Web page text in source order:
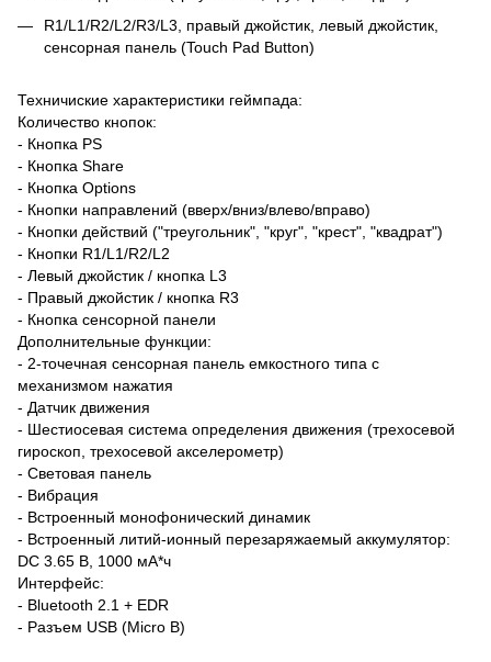
R1/L1/R2/L2/R3/L3, правый джойстик, левый джойстик,
сенсорная панель (Touch Pad Button)
Техничиские характеристики геймпада:
Количество кнопок:
- Кнопка PS
- Кнопка Share
- Кнопка Options
- Кнопки направлений (вверх/вниз/влево/вправо)
- Кнопки действий ("треугольник", "круг", "крест", "квадрат")
- Кнопки R1/L1/R2/L2
- Левый джойстик / кнопка L3
- Правый джойстик / кнопка R3
- Кнопка сенсорной панели
Дополнительные функции:
- 2-точечная сенсорная панель емкостного типа с
механизмом нажатия
- Датчик движения
- Шестиосевая система определения движения (трехосевой
гироскоп, трехосевой акселерометр)
- Световая панель
- Вибрация
- Встроенный монофонический динамик
- Встроенный литий-ионный перезаряжаемый аккумулятор:
DC 3.65 В, 1000 мА*ч
Интерфейс:
- Bluetooth 2.1 + EDR
- Разъем USB (Micro B)